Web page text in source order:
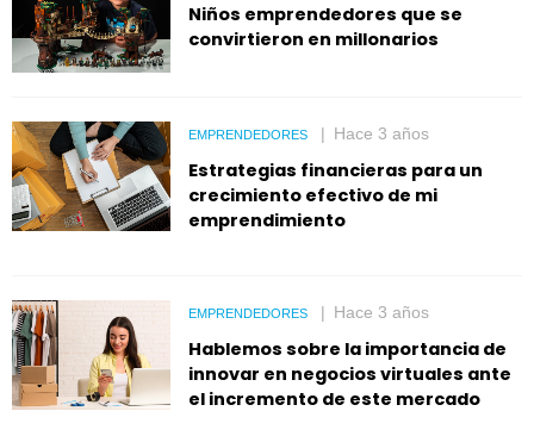
Niños emprendedores que se
convirtieron en millonarios
EMPRENDEDORES Hace 3 años
Estrategias financieras para un
crecimiento efectivo de mi
emprendimiento
EMPRENDEDORES Hace 3 años
Hablemos sobre la importancia de
innovar en negocios virtuales ante
el incremento de este mercado